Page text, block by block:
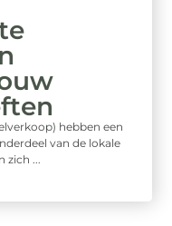
hebben een
van de lokale
...